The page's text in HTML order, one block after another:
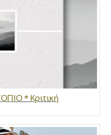
* Κριτική